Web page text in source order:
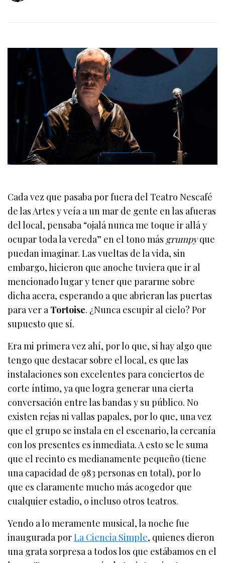
Cada vez que pasaba por fuera del Teatro Nescafé
de las Artes y veía a un mar de gente en las afueras
del local, pensaba “ojalá nunca me toque ir allá y
ocupar toda la vereda” en el tono más grumpyque
puedan imaginar. Las vueltas de la vida, sin
embargo, hicieron que anoche tuviera que ir al
mencionado lugar y tener que pararme sobre
dicha acera, esperando a que abrieran las puertas
para ver a Tortoise. ¿Nunca escupir al cielo? Por
supuesto que sí.
Era mi primera vez ahí, por lo que, si hay algo que
tengo que destacar sobre el local, es que las
instalaciones son excelentes para conciertos de
corte íntimo, ya que logra generar una cierta
conversación entre las bandas y su público. No
existen rejas ni vallas papales, por lo que, una vez
que el grupo se instala en el escenario, la cercanía
con los presentes es inmediata. A esto se le suma
que el recinto es medianamente pequeño (tiene
una capacidad de 983 personas en total), por lo
que es claramente mucho más acogedor que
cualquier estadio, o incluso otros teatros.
Yendo a lo meramente musical, la noche fue
inaugurada porLa Ciencia Simple, quienes dieron
una grata sorpresa a todos los que estábamos en el